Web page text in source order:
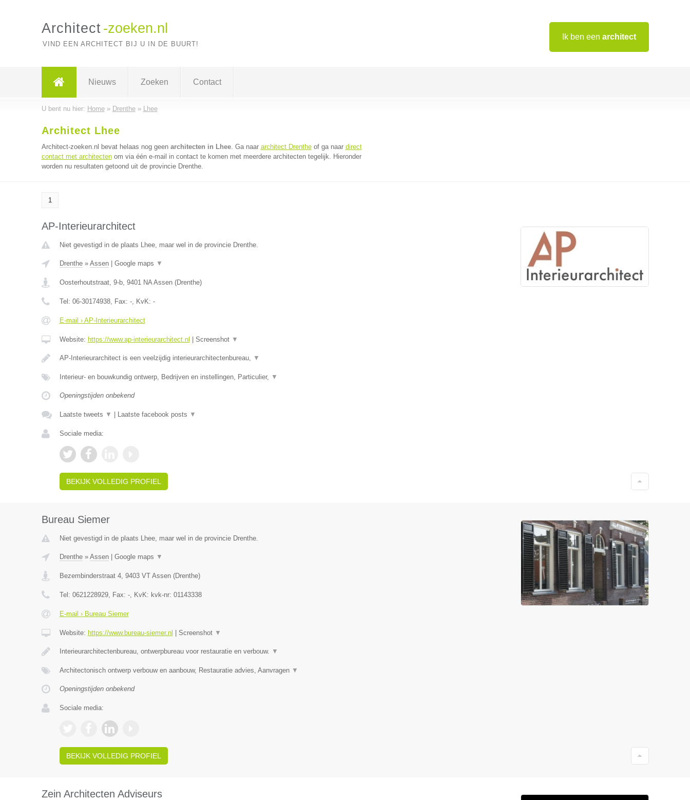
Ik ben een architect
Architect -zoeken.nl
VIND EEN ARCHITECT BIJ U IN DE BUURT!
Nieuws Zoeken Contact
U bent nu hier: Home» Drenthe» Lhee
Architect Lhee
Architect-zoeken.nl bevat helaas nog geen architecten in Lhee. Ga naar architect Drentheof ga naar direct
contact met architectenom via één e-mail in contact te komen met meerdere architecten tegelijk. Hieronder
worden nu resultaten getoond uit de provincie Drenthe.
1
AP-Interieurarchitect
Niet gevestigd in de plaats Lhee, maar wel in de provincie Drenthe.
Drenthe» Assen| Google maps ▼
Oosterhoutstraat, 9-b, 9401 NA Assen(Drenthe)
Tel: 06-30174938, Fax: -, KvK: -
E-mail › AP-Interieurarchitect
Website: https://www.ap-interieurarchitect.nl Screenshot ▼
AP-Interieurarchitect is een veelzijdig interieurarchitectenbureau, ▼
Interieur- en bouwkundig ontwerp, Bedrijven en instellingen, Particulier, ▼
Openingstijden onbekend
Laatste tweets ▼ Laatste facebook posts ▼
Sociale media:
BEKIJK VOLLEDIG PROFIEL
Bureau Siemer
Niet gevestigd in de plaats Lhee, maar wel in de provincie Drenthe.
Drenthe» Assen| Google maps ▼
Bezembinderstraat 4, 9403 VT Assen(Drenthe)
Tel: 0621228929, Fax: -, KvK: kvk-nr: 01143338
E-mail › Bureau Siemer
Website: https://www.bureau-siemer.nl Screenshot ▼
Interieurarchitectenbureau, ontwerpbureau voor restauratie en verbouw. ▼
Architectonisch ontwerp verbouw en aanbouw, Restauratie advies, Aanvragen ▼
Openingstijden onbekend
Sociale media:
BEKIJK VOLLEDIG PROFIEL
Zein Architecten Adviseurs